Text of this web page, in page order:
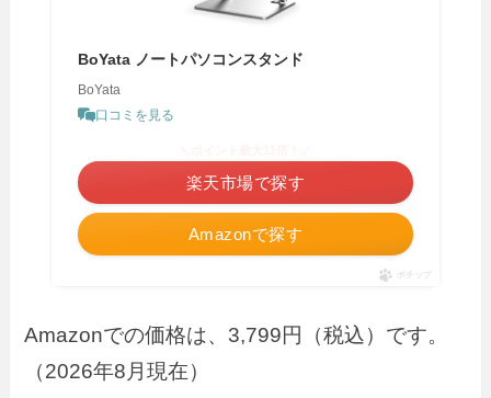
BoYata ノートパソコンスタンド
BoYata
口コミを見る
Amazonで探す
楽天市場で探す
ポチップ
Amazonでの価格は、3,799円（税込）です。
（2026年8月現在）